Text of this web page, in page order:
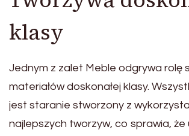
klasy
Jednym z zalet Meble odgrywa rolę
materiałów doskonałej klasy.
jest staranie stworzony z
najlepszych tworzyw, co sprawia, że